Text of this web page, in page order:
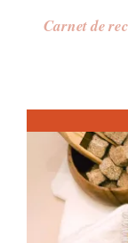
Carnet de